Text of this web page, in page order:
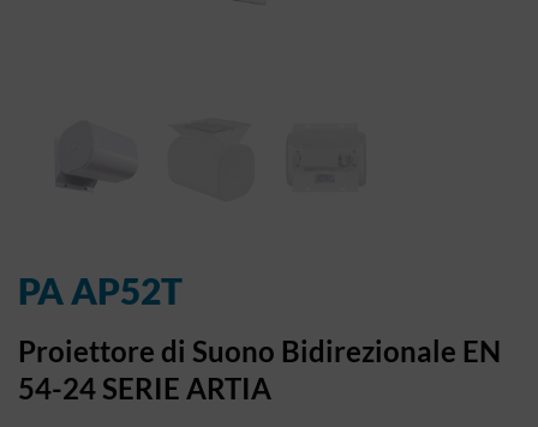
PA AP52T
Proiettore di Suono Bidirezionale EN
54-24 SERIE ARTIA